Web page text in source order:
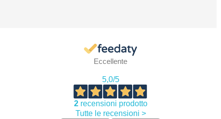
Eccellente
5,0/5
2recensioni prodotto
Tutte le recensioni >